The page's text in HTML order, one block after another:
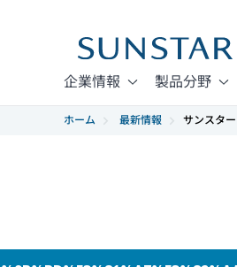
企業情報 製品分野
ホーム 最新情報 サンスタ